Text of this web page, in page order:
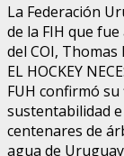
La Federación
de la FIH que
del COI, Thomas
EL HOCKEY
FUH confirmó
sustentabilidad
centenares de
agua de